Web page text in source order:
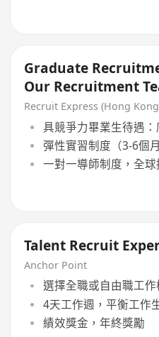
Graduate
Our Recruitment
[Welcome 2026
Recruit Express (Hong
具競爭力畢業生待遇
彈性實習制度（3-6個月
一對一導師制度，全
Talent Recruit
Anchor Point
選擇全職或自由職工作
4天工作週，平衡工作
績效獎金，年終獎勵